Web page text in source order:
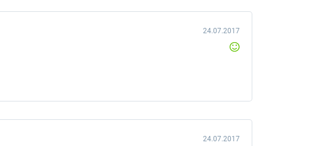
24.07.2017
24.07.2017